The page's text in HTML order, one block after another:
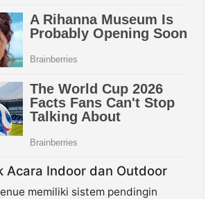
Acara Indoor dan Outdoor
memiliki sistem pendingin